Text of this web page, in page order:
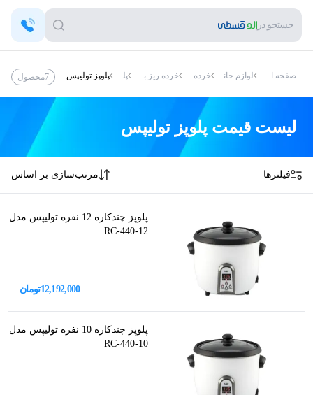
جستجو در
صفحه اصلی لوازم خانگی خرده ریز خرده ریز برقی پلوپز پلوپز تولیپس 7محصول
لیست قیمت پلوپز تولیپس
فیلترها مرتب‌سازی بر اساس
پلوپز چندکاره 12 نفره تولیپس مدل
RC-440-12
12,192,000تومان
پلوپز چندکاره 10 نفره تولیپس مدل
RC-440-10